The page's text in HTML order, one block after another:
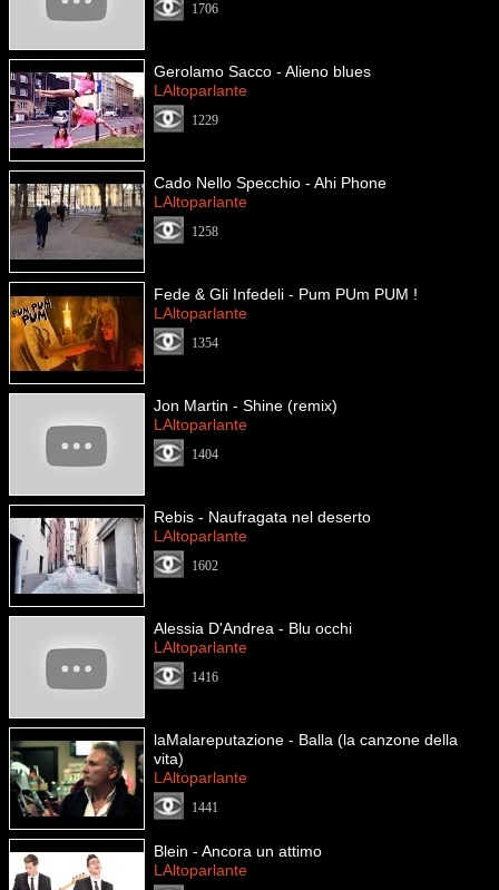
1706
Gerolamo Sacco - Alieno blues
LAltoparlante
1229
Cado Nello Specchio - Ahi Phone
LAltoparlante
1258
Fede & Gli Infedeli - Pum PUm PUM !
LAltoparlante
1354
Jon Martin - Shine (remix)
LAltoparlante
1404
Rebis - Naufragata nel deserto
LAltoparlante
1602
Alessia D'Andrea - Blu occhi
LAltoparlante
1416
laMalareputazione - Balla (la canzone della
vita)
LAltoparlante
1441
Blein - Ancora un attimo
LAltoparlante